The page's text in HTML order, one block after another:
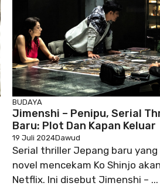
BUDAYA
Jimenshi – Penipu, Serial
Baru: Plot Dan Kapan Keluar
19 Juli 2024Dawud
Serial thriller Jepang baru
novel mencekam Ko Shinjo
Netflix. Ini disebut Jimenshi – ...